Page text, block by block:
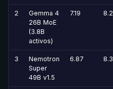
2
Gemma 4
26B MoE
(3.8B
activos)
7.19 8.2
3
Nemotron
Super
49B v1.5
6.87 8.3